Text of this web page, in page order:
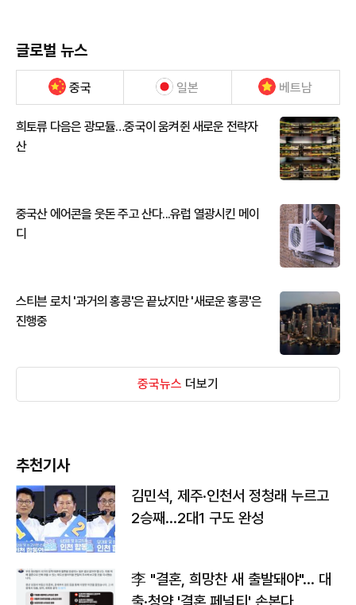
글로벌 뉴스
중국 일본 베트남
희토류 다음은 광모듈…중국이 움켜쥔 새로운 전략자
산
중국산 에어콘을 웃돈 주고 산다...유럽 열광시킨 메이
디
스티븐 로치 '과거의 홍콩'은 끝났지만 '새로운 홍콩'은
진행중
중국뉴스 더보기
추천기사
김민석, 제주·인천서 정청래 누르고
2승째…2대1 구도 완성
李 "결혼, 희망찬 새 출발돼야"… 대